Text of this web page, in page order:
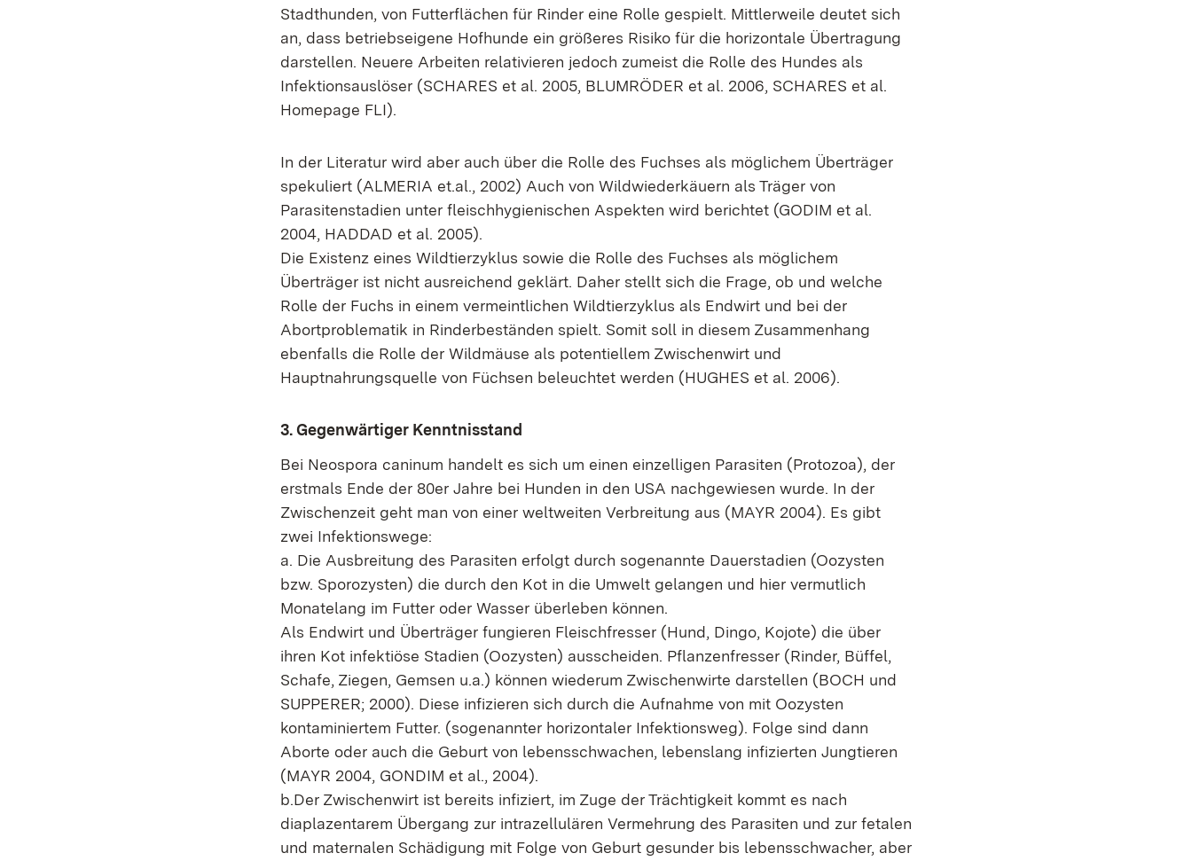
Stadthunden, von Futterflächen für Rinder eine Rolle gespielt. Mittlerweile deutet sich
an, dass betriebseigene Hofhunde ein größeres Risiko für die horizontale Übertragung
darstellen. Neuere Arbeiten relativieren jedoch zumeist die Rolle des Hundes als
Infektionsauslöser (SCHARES et al. 2005, BLUMRÖDER et al. 2006, SCHARES et al.
Homepage FLI).
In der Literatur wird aber auch über die Rolle des Fuchses als möglichem Überträger
spekuliert (ALMERIA et.al., 2002) Auch von Wildwiederkäuern als Träger von
Parasitenstadien unter fleischhygienischen Aspekten wird berichtet (GODIM et al.
2004, HADDAD et al. 2005).
Die Existenz eines Wildtierzyklus sowie die Rolle des Fuchses als möglichem
Überträger ist nicht ausreichend geklärt. Daher stellt sich die Frage, ob und welche
Rolle der Fuchs in einem vermeintlichen Wildtierzyklus als Endwirt und bei der
Abortproblematik in Rinderbeständen spielt. Somit soll in diesem Zusammenhang
ebenfalls die Rolle der Wildmäuse als potentiellem Zwischenwirt und
Hauptnahrungsquelle von Füchsen beleuchtet werden (HUGHES et al. 2006).
3. Gegenwärtiger Kenntnisstand
Bei Neospora caninum handelt es sich um einen einzelligen Parasiten (Protozoa), der
erstmals Ende der 80er Jahre bei Hunden in den USA nachgewiesen wurde. In der
Zwischenzeit geht man von einer weltweiten Verbreitung aus (MAYR 2004). Es gibt
zwei Infektionswege:
a. Die Ausbreitung des Parasiten erfolgt durch sogenannte Dauerstadien (Oozysten
bzw. Sporozysten) die durch den Kot in die Umwelt gelangen und hier vermutlich
Monatelang im Futter oder Wasser überleben können.
Als Endwirt und Überträger fungieren Fleischfresser (Hund, Dingo, Kojote) die über
ihren Kot infektiöse Stadien (Oozysten) ausscheiden. Pflanzenfresser (Rinder, Büffel,
Schafe, Ziegen, Gemsen u.a.) können wiederum Zwischenwirte darstellen (BOCH und
SUPPERER; 2000). Diese infizieren sich durch die Aufnahme von mit Oozysten
kontaminiertem Futter. (sogenannter horizontaler Infektionsweg). Folge sind dann
Aborte oder auch die Geburt von lebensschwachen, lebenslang infizierten Jungtieren
(MAYR 2004, GONDIM et al., 2004).
b.Der Zwischenwirt ist bereits infiziert, im Zuge der Trächtigkeit kommt es nach
diaplazentarem Übergang zur intrazellulären Vermehrung des Parasiten und zur fetalen
und maternalen Schädigung mit Folge von Geburt gesunder bis lebensschwacher, aber